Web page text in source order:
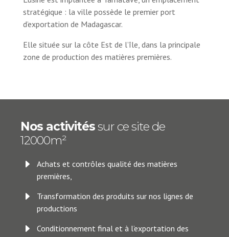
stratégique : la ville possède le premier port
d’exportation de Madagascar.
Elle située sur la côte Est de l’île, dans la principale
zone de production des matières premières.
Nos activitéssur ce site de
12000m²
E
Achats et contrôles qualité des matières
premières,
E
Transformation des produits sur nos lignes de
productions
E
Conditionnement final et à l’exportation des